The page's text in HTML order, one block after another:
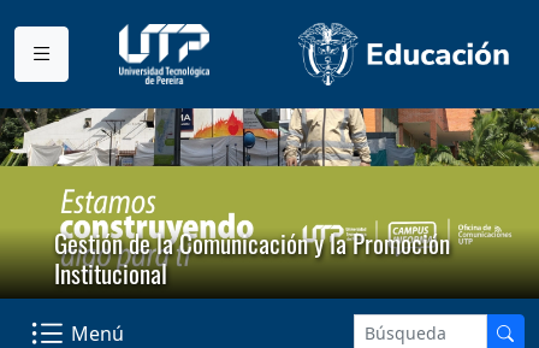
Gestión de la Comunicación y la Promoción
Institucional
Menú